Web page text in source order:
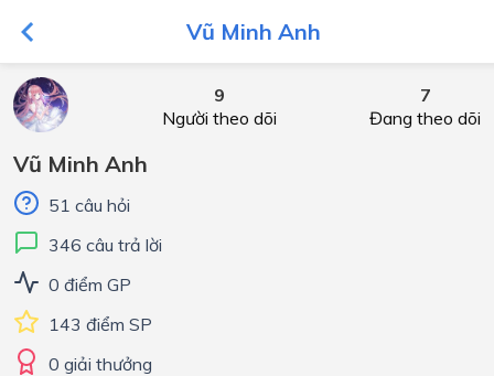
Vũ Minh Anh
9
Người theo dõi
7
Đang theo dõi
Vũ Minh Anh
51 câu hỏi
346 câu trả lời
0 điểm GP
143 điểm SP
0 giải thưởng